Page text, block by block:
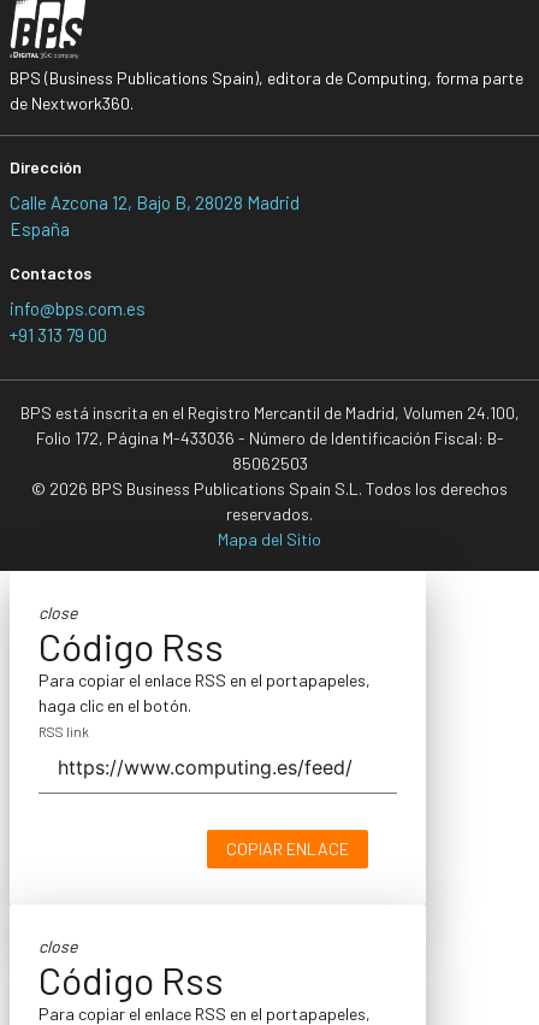
BPS (Business Publications Spain), editora de Computing, forma parte
de Nextwork360.
Dirección
Calle Azcona 12, Bajo B, 28028 Madrid
España
Contactos
info@bps.com.es
+91 313 79 00
BPS está inscrita en el Registro Mercantil de Madrid, Volumen 24.100,
Folio 172, Página M-433036 - Número de Identificación Fiscal: B-
85062503
© 2026 BPS Business Publications Spain S.L. Todos los derechos
reservados.
Mapa del Sitio
close
Código Rss
Para copiar el enlace RSS en el portapapeles,
haga clic en el botón.
RSS link
COPIAR ENLACE
close
Código Rss
Para copiar el enlace RSS en el portapapeles,